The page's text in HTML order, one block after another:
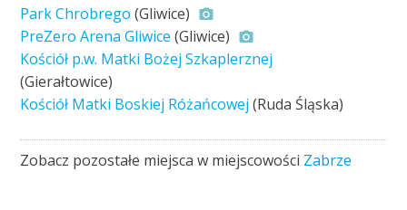
Park Chrobrego (Gliwice)
PreZero Arena Gliwice (Gliwice)
Kościół p.w. Matki Bożej Szkaplerznej
(Gierałtowice)
Kościół Matki Boskiej Różańcowej (Ruda Śląska)
Zobacz pozostałe miejsca w miejscowości Zabrze